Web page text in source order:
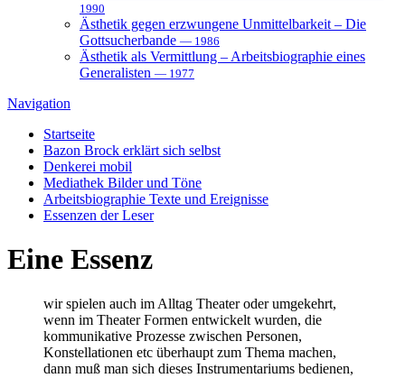
1990
Ästhetik gegen erzwungene Unmittelbarkeit – Die
Gottsucherbande — 1986
Ästhetik als Vermittlung – Arbeitsbiographie eines
Generalisten — 1977
Navigation
Startseite
Bazon Brock erklärt sich selbst
Denkerei mobil
Mediathek Bilder und Töne
Arbeitsbiographie Texte und Ereignisse
Essenzen der Leser
Eine Essenz
wir spielen auch im Alltag Theater oder umgekehrt,
wenn im Theater Formen entwickelt wurden, die
kommunikative Prozesse zwischen Personen,
Konstellationen etc überhaupt zum Thema machen,
dann muß man sich dieses Instrumentariums bedienen,